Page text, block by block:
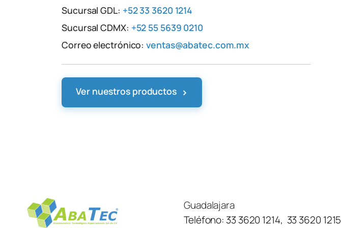
Sucursal GDL: +52 33 3620 1214
Sucursal CDMX: +52 55 5639 0210
Correo electrónico:ventas@abatec.com.mx
Ver nuestros productos ›
Guadalajara
Teléfono: 33 3620 1214, 33 3620 1215